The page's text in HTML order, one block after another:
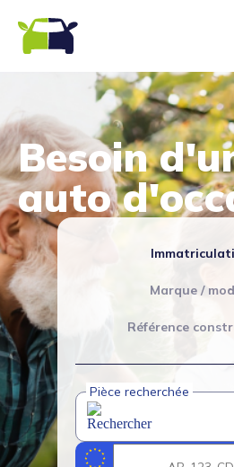
Besoin
auto
Marque /
Référence
Pièce recherchée